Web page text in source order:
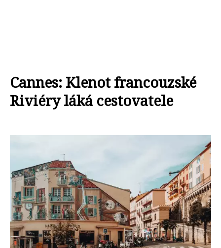
Cannes: Klenot francouzské
Riviéry láká cestovatele